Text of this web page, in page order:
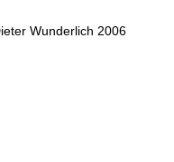
Wunderlich 2006